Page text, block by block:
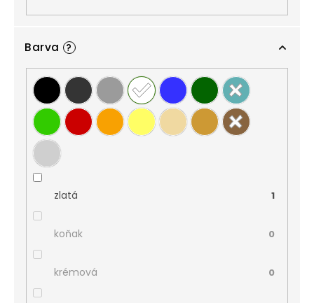
Barva ?
zlatá 1
koňak 0
krémová 0